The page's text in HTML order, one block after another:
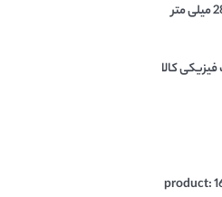
متر
کالا
product: